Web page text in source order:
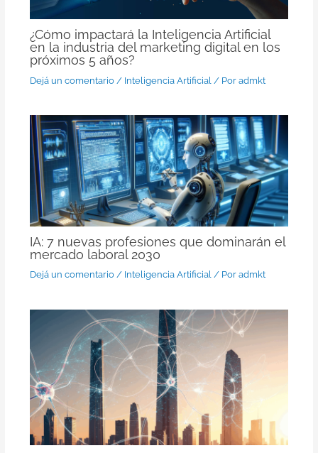
¿Cómo impactará la Inteligencia Artificial
en la industria del marketing digital en los
próximos 5 años?
Dejá un comentario / Inteligencia Artificial / Por admkt
IA: 7 nuevas profesiones que dominarán el
mercado laboral 2030
Dejá un comentario / Inteligencia Artificial/ Por admkt